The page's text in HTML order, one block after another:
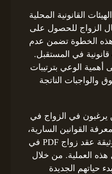
القانونية المحلية
الزواج للحصول على
هذه الخطوة تضمن عدم
في المستقبل.
أهمية الوعي بترتيبات
والواجبات الناتجة
يرغبون في الزواج في
القوانين السارية،
والاستفادة من نموذج وثيقة عقد زواج PDF في
هذه العملية. من خلال
حياتهم الجديدة